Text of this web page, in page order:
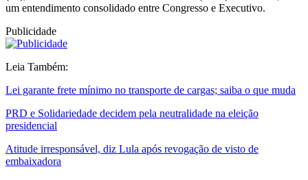
um entendimento consolidado entre Congresso e Executivo.
Publicidade
Leia Também:
Lei garante frete mínimo no transporte de cargas; saiba o que muda
PRD e Solidariedade decidem pela neutralidade na eleição
presidencial
Atitude irresponsável, diz Lula após revogação de visto de
embaixadora